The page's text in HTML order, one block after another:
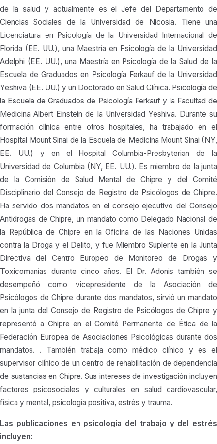
de la salud y actualmente es el Jefe del Departamento de
Ciencias Sociales de la Universidad de Nicosia. Tiene una
Licenciatura en Psicología de la Universidad Internacional de
Florida (EE. UU.), una Maestría en Psicología de la Universidad
Adelphi (EE. UU.), una Maestría en Psicología de la Salud de la
Escuela de Graduados en Psicología Ferkauf de la Universidad
Yeshiva (EE. UU.) y un Doctorado en Salud Clínica. Psicología de
la Escuela de Graduados de Psicología Ferkauf y la Facultad de
Medicina Albert Einstein de la Universidad Yeshiva. Durante su
formación clínica entre otros hospitales, ha trabajado en el
Hospital Mount Sinai de la Escuela de Medicina Mount Sinai (NY,
EE. UU.) y en el Hospital Columbia-Presbyterian de la
Universidad de Columbia (NY, EE. UU.). Es miembro de la junta
de la Comisión de Salud Mental de Chipre y del Comité
Disciplinario del Consejo de Registro de Psicólogos de Chipre.
Ha servido dos mandatos en el consejo ejecutivo del Consejo
Antidrogas de Chipre, un mandato como Delegado Nacional de
la República de Chipre en la Oficina de las Naciones Unidas
contra la Droga y el Delito, y fue Miembro Suplente en la Junta
Directiva del Centro Europeo de Monitoreo de Drogas y
Toxicomanías durante cinco años. El Dr. Adonis también se
desempeñó como vicepresidente de la Asociación de
Psicólogos de Chipre durante dos mandatos, sirvió un mandato
en la junta del Consejo de Registro de Psicólogos de Chipre y
representó a Chipre en el Comité Permanente de Ética de la
Federación Europea de Asociaciones Psicológicas durante dos
mandatos. . También trabaja como médico clínico y es el
supervisor clínico de un centro de rehabilitación de dependencia
de sustancias en Chipre. Sus intereses de investigación incluyen
factores psicosociales y culturales en salud cardiovascular,
física y mental, psicología positiva, estrés y trauma.
Las publicaciones en psicología del trabajo y del estrés
incluyen: